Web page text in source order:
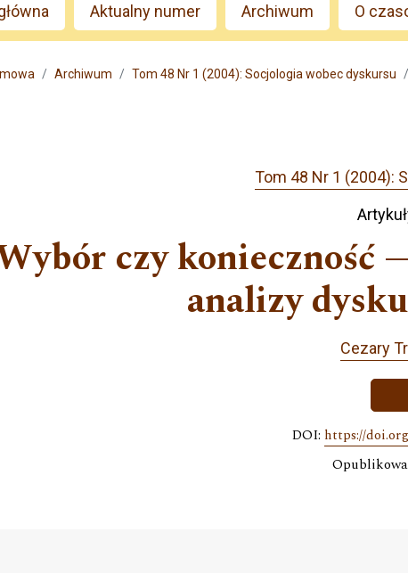
Aktualny numer Archiwum O
Archiwum Tom 48 Nr 1 (2004): Socjologia wobec dyskursu
Tom 48 Nr 1 (2004):
czy konieczność
analizy
Cezary
DOI: https://